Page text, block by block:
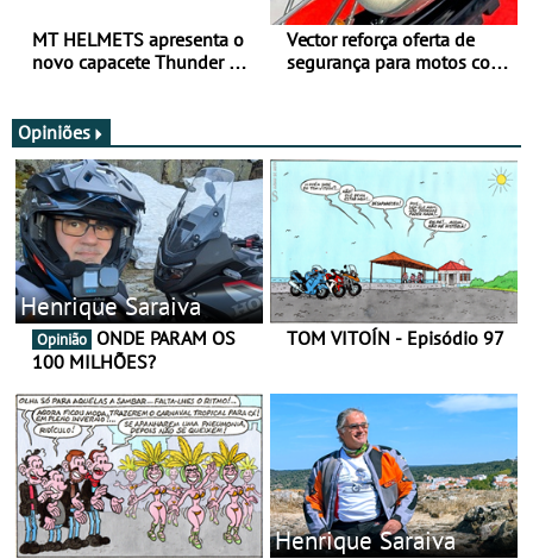
MT HELMETS apresenta o
novo capacete Thunder 4 R
Vector reforça oferta de
segurança para motos com
Opiniões
Henrique Saraiva
Opinião
100 MILHÕES?
TOM VITOÍN - Episódio 97
Henrique Saraiva